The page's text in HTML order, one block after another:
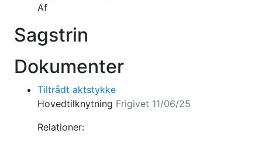
Af
Sagstrin
Dokumenter
Tiltrådt aktstykke
Hovedtilknytning Frigivet 11/06/25
Relationer: